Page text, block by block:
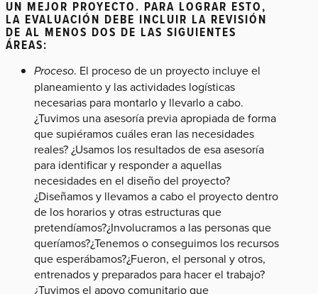
UN MEJOR PROYECTO. PARA LOGRAR ESTO,
LA EVALUACIÓN DEBE INCLUIR LA REVISIÓN
DE AL MENOS DOS DE LAS SIGUIENTES
ÁREAS:
Proceso. El proceso de un proyecto incluye el
planeamiento y las actividades logísticas
necesarias para montarlo y llevarlo a cabo.
¿Tuvimos una asesoría previa apropiada de forma
que supiéramos cuáles eran las necesidades
reales? ¿Usamos los resultados de esa asesoría
para identificar y responder a aquellas
necesidades en el diseño del proyecto?
¿Diseñamos y llevamos a cabo el proyecto dentro
de los horarios y otras estructuras que
pretendíamos?¿Involucramos a las personas que
queríamos?¿Tenemos o conseguimos los recursos
que esperábamos?¿Fueron, el personal y otros,
entrenados y preparados para hacer el trabajo?
¿Tuvimos el apoyo comunitario que